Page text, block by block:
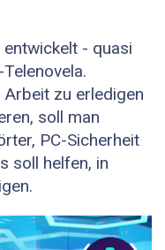
- quasi
zu erledigen
soll man
PC-Sicherheit
soll helfen, in